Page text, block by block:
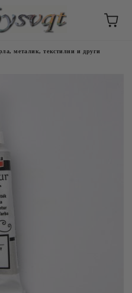
металик, текстилни и други